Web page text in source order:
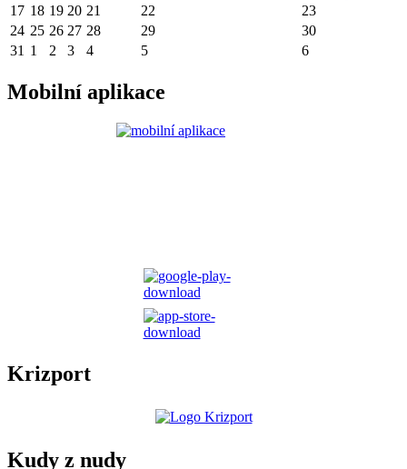
17 18 19 20 21 22
23
24 25 26 27 28 29
30
31 1 2 3 4 5 6
Mobilní aplikace
Krizport
Kudy z nudy